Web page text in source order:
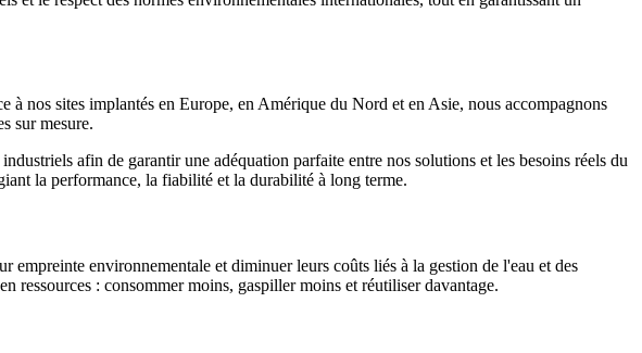
nos sites implantés en Europe, en Amérique du Nord et en Asie, nous accompagnons
sur mesure.
afin de garantir une adéquation parfaite entre nos solutions et les besoins réels du
la performance, la fiabilité et la durabilité à long terme.
environnementale et diminuer leurs coûts liés à la gestion de l'eau et des
ressources : consommer moins, gaspiller moins et réutiliser davantage.